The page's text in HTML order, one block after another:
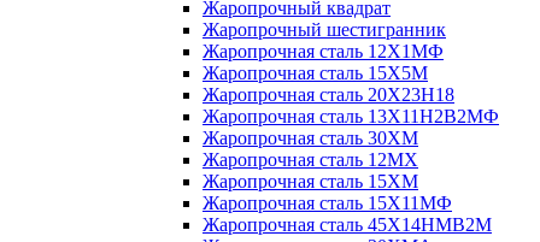
Жаропрочный квадрат
Жаропрочный шестигранник
Жаропрочная сталь 12Х1МФ
Жаропрочная сталь 15Х5М
Жаропрочная сталь 20Х23Н18
Жаропрочная сталь 13Х11Н2В2МФ
Жаропрочная сталь 30ХМ
Жаропрочная сталь 12МХ
Жаропрочная сталь 15ХМ
Жаропрочная сталь 15Х11МФ
Жаропрочная сталь 45Х14НМВ2М